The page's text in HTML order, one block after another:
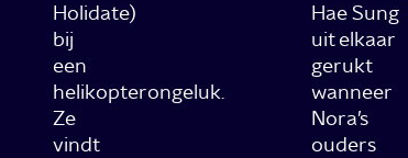
Holidate)
bij
een
helikopterongeluk.
Ze
vindt
Hae Sung
uit elkaar
gerukt
wanneer
Nora’s
ouders